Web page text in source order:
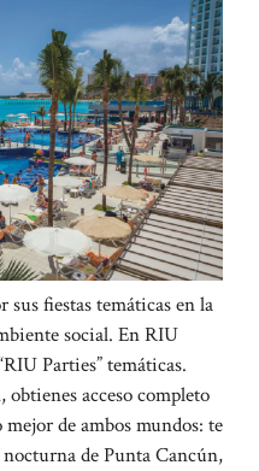
sus fiestas temáticas en la
social. En RIU
Parties” temáticas.
acceso completo
de ambos mundos: te
de Punta Cancún,